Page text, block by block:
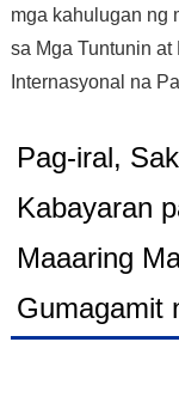
mga kahulugan ng
sa Mga Tuntunin
Internasyonal na
Pag-iral,
Kabayaran
Maaaring
Gumagamit